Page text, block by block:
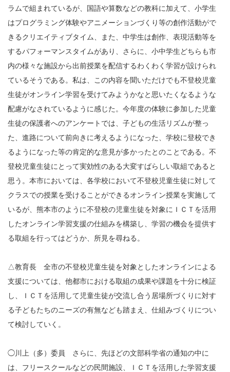
ラムで組まれているが、国語や算数などの教科に加えて、小学生
はプログラミング体験やアニメーションづくり等の創作活動がで
きるクリエイティブタイム、また、中学生は創作、表現活動等を
するパフォーマンスタイムがあり、さらに、小中学生どちらも市
内の様々な施設から出前授業を配信するわくわく学習が設けられ
ているそうである。私は、この内容を聞いただけでも不登校児童
生徒がオンライン学習を受けてみようかなと思いたくなるような
配慮がなされているように感じた。今年度の体験に参加した児童
生徒の保護者へのアンケートでは、子どもの生活リズムが整っ
た、進路について前向きに考えるようになった、学校に登校でき
るようになった等の肯定的な意見が多かったとのことである。不
登校児童生徒にとって実効性のある大変すばらしい取組であると
思う。本市においては、各学校において不登校児童生徒に対して
クラスでの授業を受けることができるオンライン授業を実施して
いるが、熊本市のように不登校の児童生徒を対象にＩＣＴを活用
したオンライン学習支援の仕組みを構築し、学習の機会を提供す
る取組を行ってはどうか、所見を尋ねる。
△教育長 全市の不登校児童生徒を対象としたオンラインによる
支援については、他都市における取組の成果や課題を十分に検証
し、ＩＣＴを活用して児童生徒が交流し合う居場所づくりに対す
る子どもたちのニーズの有無なども踏まえ、仕組みづくりについ
て検討していく。
◯川上（多）委員 さらに、先ほどの文部科学省の通知の中に
は、フリースクールなどの民間施設、ＩＣＴを活用した学習支援